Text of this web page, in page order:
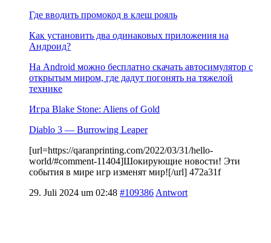
Где вводить промокод в клеш рояль
Как установить два одинаковых приложения на
Андроид?
На Android можно бесплатно скачать автосимулятор с
открытым миром, где дадут погонять на тяжелой
технике
Игра Blake Stone: Aliens of Gold
Diablo 3 — Burrowing Leaper
[url=https://qaranprinting.com/2022/03/31/hello-
world/#comment-11404]Шокирующие новости! Эти
события в мире игр изменят мир![/url] 472a31f
29. Juli 2024 um 02:48 #109386 Antwort